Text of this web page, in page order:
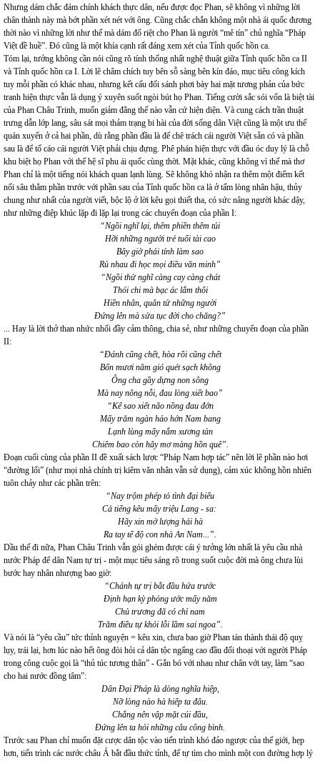
Nhưng dám chắc đám chính khách thực dân, nếu được đọc Phan, sẽ không vì những lời
chân thành này mà bớt phần xét nét với ông. Cũng chắc chắn không một nhà ái quốc đương
thời nào vì những lời như thế mà dám đổ riệt cho Phan là người “mê tín” chủ nghĩa “Pháp
Việt đề huề”. Đó cũng là một khía cạnh rất đáng xem xét của Tỉnh quốc hồn ca.
Tóm lại, tưởng không cần nói cũng rõ tính thống nhất nghệ thuật giữa Tỉnh quốc hồn ca II
và Tỉnh quốc hồn ca I. Lời lẽ châm chích tuy bên sỗ sàng bên kín đáo, mục tiêu công kích
tuy mỗi phần có khác nhau, nhưng kết cấu đối sánh phơi bày hai mặt tương phản của bức
tranh hiện thực vẫn là dụng ý xuyên suốt ngòi bút họ Phan. Tiếng cười sắc sói vốn là biệt tài
của Phan Châu Trinh, muốn giảm đẳng thế nào vẫn cứ hiện diện. Và cung cách trần thuật
trưng dẫn lớp lang, sâu sát mọi thảm trạng bi hài của đời sống dân Việt cũng là một ưu thế
quán xuyến ở cả hai phần, dù rằng phần đầu là để chê trách cái người Việt sẵn có và phần
sau là để tố cáo cái người Việt phải chịu đựng. Phê phán hiện thực với đầu óc duy lý là chỗ
khu biệt họ Phan với thế hệ sĩ phu ái quốc cùng thời. Mặt khác, cũng không vì thế mà thơ
Phan chỉ là một tiếng nói khách quan lạnh lùng. Sẽ không khó nhận ra thêm một điểm kết
nối sâu thẳm phần trước với phần sau của Tỉnh quốc hồn ca là ở tấm lòng nhân hậu, thủy
chung như nhất của người viết, bộc lộ ở lời kêu gọi thiết tha, có sức nâng người khác dậy,
như những điệp khúc lặp đi lặp lại trong các chuyển đoạn của phần I:
“Ngồi nghĩ lại, thêm phiền thêm tủi
Hỡi những người trẻ tuổi tài cao
Bây giờ phải tính làm sao
Rủ nhau đi học mọi điều văn minh”
“Ngồi thử nghĩ càng cay càng chát
Thói chi mà bạc ác lắm thôi
Hiền nhân, quân tử những người
Đứng lên mà sửa tục đời cho chăng?”
... Hay là lời thở than nhức nhối đầy cảm thông, chia sẻ, như những chuyển đoạn của phần
II:
“Đánh cũng chết, hòa rồi cũng chết
Bốn mươi năm gió quét sạch không
Ông cha gầy dựng non sông
Mà nay nông nỗi, đau lòng xiết bao”
“Kể sao xiết não nồng đau đớn
Mấy trăm ngàn hảo hớn Nam bang
Lạnh lùng mấy nắm xương tàn
Chiêm bao còn hãy mơ màng hồn quê”.
Đoạn cuối cùng của phần II đề xuất sách lược “Pháp Nam hợp tác” nên lời lẽ phần nào hơi
“đường lối” (như mọi nhà chính trị kiêm văn nhân vẫn sử dụng), cảm xúc không hồn nhiên
tuôn chảy như các phần trên:
“Nay trộm phép tỏ tình đại biểu
Cả tiếng kêu mấy triệu Lang - sa:
Hãy xin mở lượng hải hà
Ra tay tế độ con nhà An Nam...”.
Dầu thế đi nữa, Phan Châu Trinh vẫn gói ghém được cái ý tưởng lớn nhất là yêu cầu nhà
nước Pháp để dân Nam tự trị - một mục tiêu sáng rõ trong suốt cuộc đời mà ông chưa lùi
bước hay nhân nhượng bao giờ:
“Chánh tự trị bắt đầu hứa trước
Định hạn kỳ phỏng ước mấy năm
Chủ trương đã có chỉ nam
Trăm điều tự khỏi lỗi lầm sai ngoa”.
Và nói là “yêu cầu” tức thỉnh nguyện = kêu xin, chưa bao giờ Phan tán thành thái độ quỵ
lụy, trái lại, hơn lúc nào hết ông đòi hỏi cả dân tộc ngẩng cao đầu đối thoại với người Pháp
trong công cuộc gọi là “thủ túc tương thân” - Gắn bó với nhau như chân với tay, làm “sao
cho hai nước đồng tâm”:
Dân Đại Pháp là dòng nghĩa hiệp,
Nỡ lòng nào hà hiếp ta đâu.
Chẳng nên vập mặt cúi đầu,
Đứng lên ta hỏi những câu công bình.
Trước sau Phan chỉ muốn đặt cược dân tộc vào tiến trình khó đảo ngược của thế giới, hẹp
hơn, tiến trình các nước châu Á bắt đầu thức tỉnh, để tự tìm cho mình một con đường hợp lý